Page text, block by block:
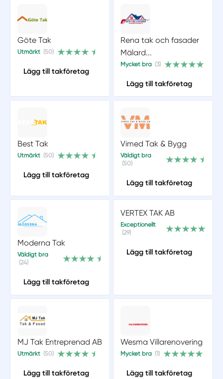
Göte Tak
Utmärkt (50)
Lägg till takföretag
Rena tak och fasader
Mälard...
Mycket bra (3)
Lägg till takföretag
Best Tak
Utmärkt (50)
Lägg till takföretag
Vimed Tak & Bygg
Väldigt bra
(50)
Lägg till takföretag
Moderna Tak
Väldigt bra
(24)
Lägg till takföretag
VERTEX TAK AB
Exceptionellt
(29)
Lägg till takföretag
MJ Tak Entreprenad AB
Utmärkt (50)
Lägg till takföretag
Wesma Villarenovering
Mycket bra (1)
Lägg till takföretag